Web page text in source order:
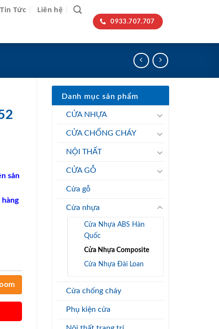
Tin Tức Liên hệ
0933.707.707
Danh mục sản phẩm
CỬA NHỰA
CỬA CHỐNG CHÁY
NỘI THẤT
CỬA GỖ
Cửa gỗ
Cửa nhựa
Cửa Nhựa ABS Hàn
Quốc
Cửa Nhựa Composite
Cửa Nhựa Đài Loan
Cửa chống cháy
Phụ kiện cửa
sản